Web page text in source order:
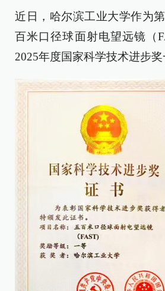
近日，哈尔滨工业大学作为
百米口径球面射电望远镜（
2025年度国家科学技术进步奖